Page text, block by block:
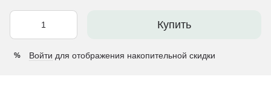
Купить
% Войти для отображения накопительной скидки